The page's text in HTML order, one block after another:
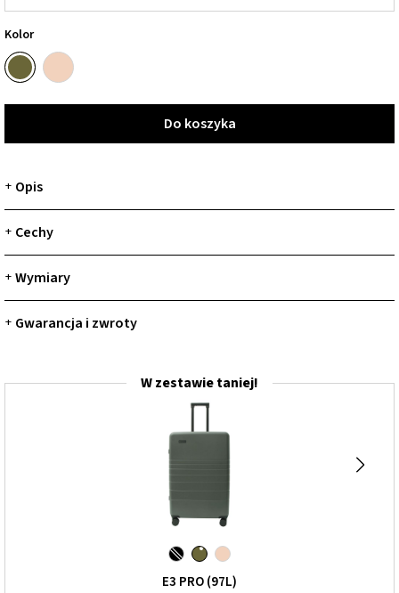
Kolor
Do koszyka
Do koszyka
+ Opis
+ Cechy
+ Wymiary
+ Gwarancja i zwroty
W zestawie taniej!
E3 PRO (97L)